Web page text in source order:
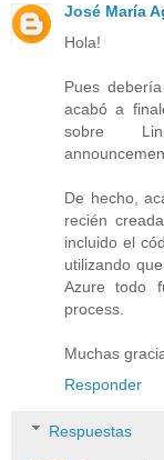
José María
Hola!
Pues
acabó a
sobre
De hecho,
recién
incluido el
utilizando
Azure todo
process.
Muchas
Responder
Respuestas